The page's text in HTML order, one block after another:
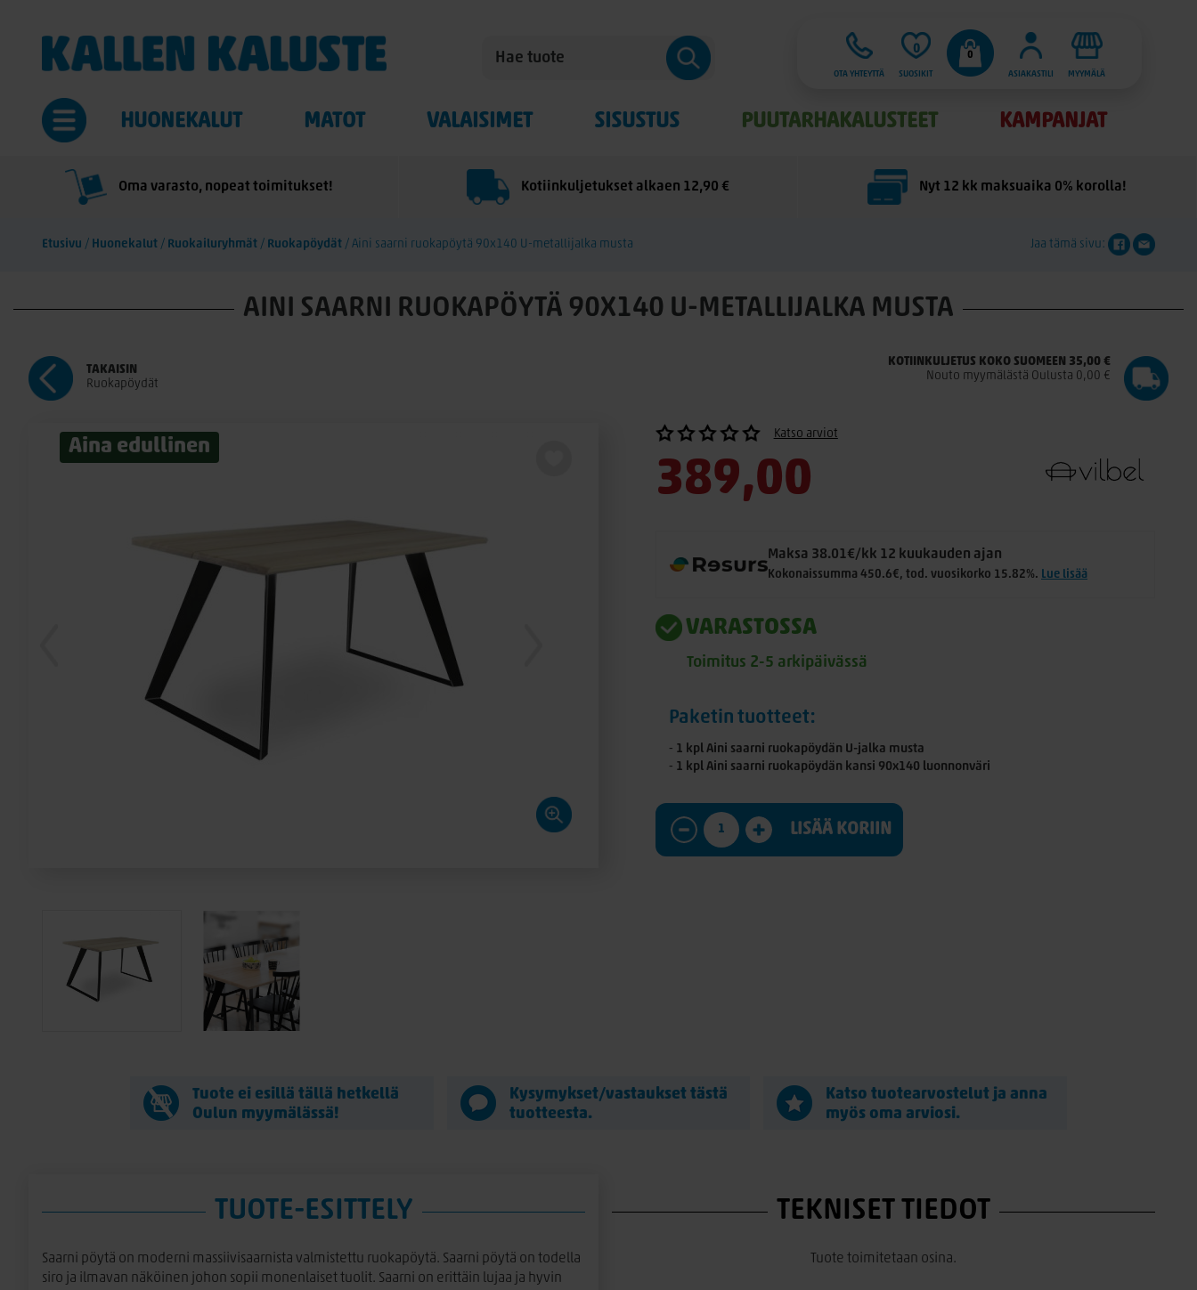
OTA YHTEYTTÄ
0
SUOSIKIT
0
ASIAKASTILI
MYYMÄLÄ
HUONEKALUT MATOT VALAISIMET SISUSTUS PUUTARHAKALUSTEET KAMPANJAT
Oma varasto, nopeat toimitukset! Kotiinkuljetukset alkaen 12,90 € Nyt 12 kk maksuaika 0% korolla!
Etusivu / Huonekalut / Ruokailuryhmät / Ruokapöydät / Aini saarni ruokapöytä 90x140 U-metallijalka musta Jaa tämä sivu:
AINI SAARNI RUOKAPÖYTÄ 90X140 U-METALLIJALKA MUSTA
TAKAISIN
Ruokapöydät
KOTIINKULJETUS KOKO SUOMEEN 35,00 €
Nouto myymälästä Oulusta 0,00 €
Aina edullinen
Katso arviot
389,00
Maksa 38.01€/kk 12 kuukauden ajan
Kokonaissumma 450.6€, tod. vuosikorko 15.82%. Lue lisää
VARASTOSSA
Toimitus 2-5 arkipäivässä
Paketin tuotteet:
⁃ 1 kpl Aini saarni ruokapöydän U-jalka musta
⁃ 1 kpl Aini saarni ruokapöydän kansi 90x140 luonnonväri
LISÄÄ KORIIN
Tuote ei esillä tällä hetkellä
Oulun myymälässä!
Kysymykset/vastaukset tästä
tuotteesta.
Katso tuotearvostelut ja anna
myös oma arviosi.
TUOTE-ESITTELY
Saarni pöytä on moderni massiivisaarnista valmistettu ruokapöytä. Saarni pöytä on todella
siro ja ilmavan näköinen johon sopii monenlaiset tuolit. Saarni on erittäin lujaa ja hyvin
TEKNISET TIEDOT
Tuote toimitetaan osina.